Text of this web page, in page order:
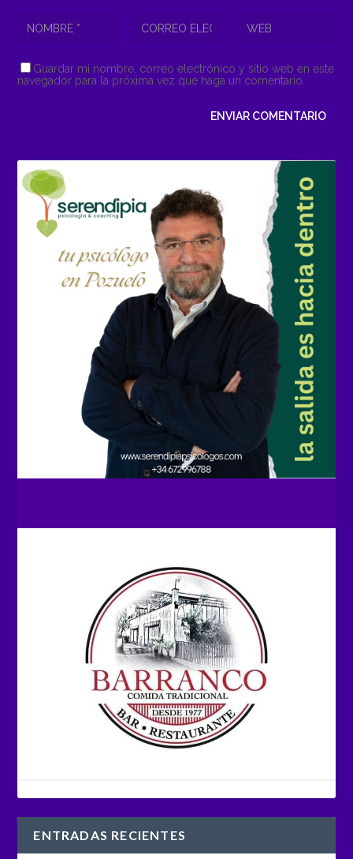
Guardar mi nombre, correo electrónico y sitio web en este
navegador para la próxima vez que haga un comentario.
ENTRADAS RECIENTES